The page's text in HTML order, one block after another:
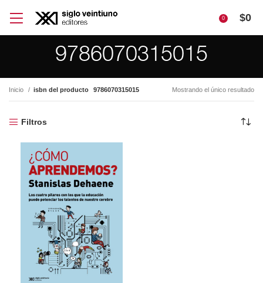
0 $0
9786070315015
Inicio isbn del producto 9786070315015 Mostrando el único resultado
Filtros